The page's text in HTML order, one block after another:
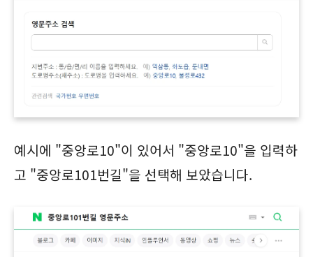
예시에 "중앙로10"이 있어서 "중앙로10"을 입력하
고 "중앙로101번길"을 선택해 보았습니다.